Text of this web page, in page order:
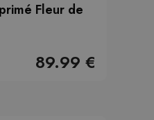
Fleur de
89.99 €